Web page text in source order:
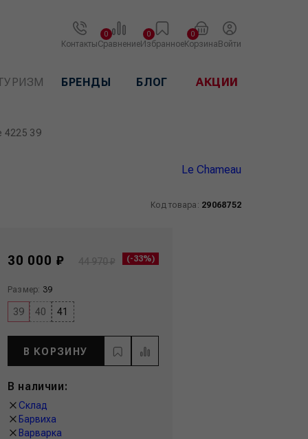
КонтактыСравнение
0
Избранное
0
Корзина
0
Войти
БРЕНДЫ БЛОГ АКЦИИ
4225 39
Le Сhameau
Код товара: 29068752
30 000 ₽ (-33%)
Размер: 39
39 40 41
В КОРЗИНУ
В наличии:
Склад
Барвиха
Варварка